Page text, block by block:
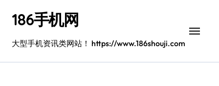
186手机网
大型手机资讯类网站！ https://www.186shouji.com